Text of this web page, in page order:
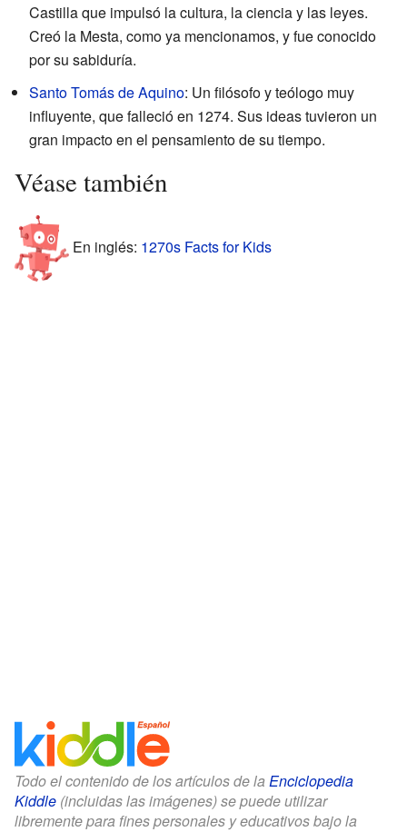
Castilla que impulsó la cultura, la ciencia y las leyes.
Creó la Mesta, como ya mencionamos, y fue conocido
por su sabiduría.
Santo Tomás de Aquino: Un filósofo y teólogo muy
influyente, que falleció en 1274. Sus ideas tuvieron un
gran impacto en el pensamiento de su tiempo.
Véase también
En inglés: 1270s Facts for Kids
Todo el contenido de los artículos de la Enciclopedia
Kiddle (incluidas las imágenes) se puede utilizar
libremente para fines personales y educativos bajo la